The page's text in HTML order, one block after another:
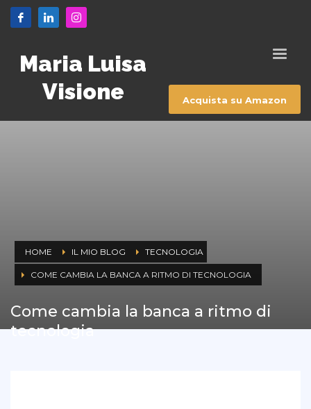
Maria Luisa
Visione
Acquista su Amazon
HOME IL MIO BLOG TECNOLOGIA
COME CAMBIA LA BANCA A RITMO DI TECNOLOGIA
Come cambia la banca a ritmo di
tecnologia